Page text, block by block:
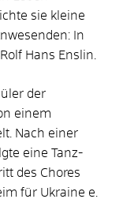
sie kleine
In
Hans Enslin.
der
einem
Nach einer
eine Tanz-
des Chores
für Ukraine e.